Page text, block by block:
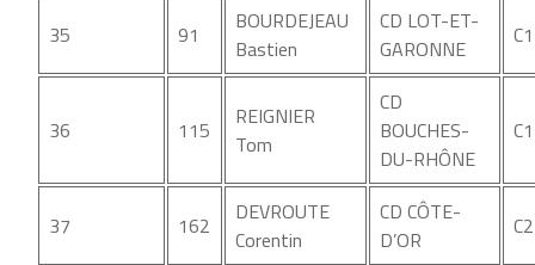
35 91
BOURDEJEAU
Bastien
CD LOT-ET-
GARONNE
C1
36 115
REIGNIER
Tom
CD
BOUCHES-
DU-RHÔNE
C1
37 162
DEVROUTE
Corentin
CD CÔTE-
D’OR
C2